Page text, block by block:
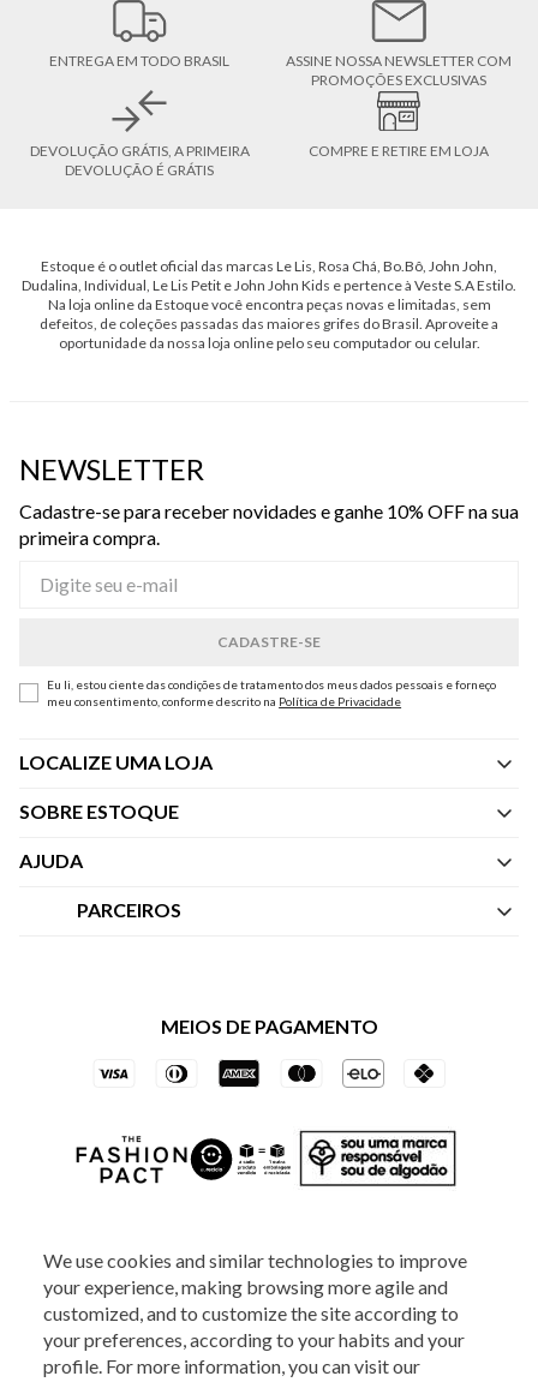
We use cookies and similar technologies to improve
your experience, making browsing more agile and
customized, and to customize the site according to
your preferences, according to your habits and your
profile. For more information, you can visit our
ENTREGA EM TODO BRASIL
ASSINE NOSSA NEWSLETTER COM
PROMOÇÕES EXCLUSIVAS
DEVOLUÇÃO GRÁTIS, A PRIMEIRA
DEVOLUÇÃO É GRÁTIS
COMPRE E RETIRE EM LOJA
Estoque é o outlet oficial das marcas Le Lis, Rosa Chá, Bo.Bô, John John,
Dudalina, Individual, Le Lis Petit e John John Kids e pertence à Veste S.A Estilo.
Na loja online da Estoque você encontra peças novas e limitadas, sem
defeitos, de coleções passadas das maiores grifes do Brasil. Aproveite a
oportunidade da nossa loja online pelo seu computador ou celular.
NEWSLETTER
Cadastre-se para receber novidades e ganhe 10% OFF na sua
primeira compra.
Eu li, estou ciente das condições de tratamento dos meus dados pessoais e forneço
meu consentimento, conforme descrito na Política de Privacidade
LOCALIZE UMA LOJA
SOBRE ESTOQUE
Quem Somos
AJUDA
Central de Atendimento
Trocas e Devoluções
PARCEIROS
Vai de Visa
Azul Fidelidade
MEIOS DE PAGAMENTO
2025 - Veste S.A Estilo. Todos os direitos reservados - A loja Estoque reserva-